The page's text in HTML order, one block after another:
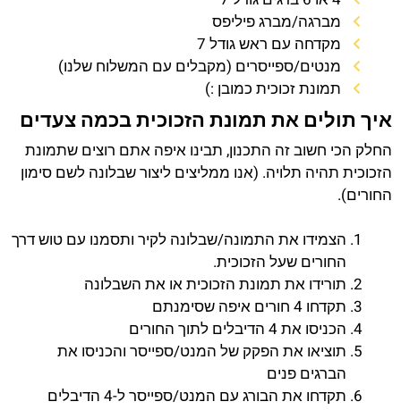
מברגה/מברג פיליפס
מקדחה עם ראש גודל 7
מנטים/ספייסרים (מקבלים עם המשלוח שלנו)
תמונת זכוכית כמובן :)
איך תולים את תמונת הזכוכית בכמה צעדים
החלק הכי חשוב זה התכנון, תבינו איפה אתם רוצים שתמונת
הזכוכית תהיה תלויה. (אנו ממליצים ליצור שבלונה לשם סימון
החורים).
הצמידו את התמונה/שבלונה לקיר ותסמנו עם טוש דרך
החורים שעל הזכוכית.
תורידו את תמונת הזכוכית או את השבלונה
תקדחו 4 חורים איפה שסימנתם
הכניסו את 4 הדיבלים לתוך החורים
תוציאו את הפקק של המנט/ספייסר והכניסו את
הברגים פנים
תקדחו את הבורג עם המנט/ספייסר ל-4 הדיבלים